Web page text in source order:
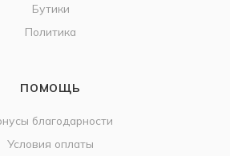
Бутики
Политика
ПОМОЩЬ
благодарности
Условия оплаты